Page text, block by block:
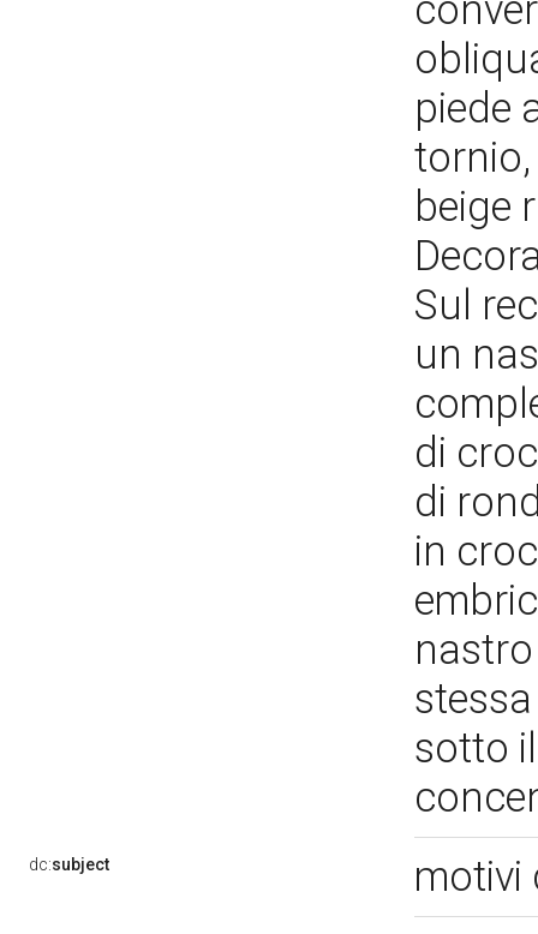
piede
beige
Sul
un
di
di
in
sotto
dc:subject
motivi